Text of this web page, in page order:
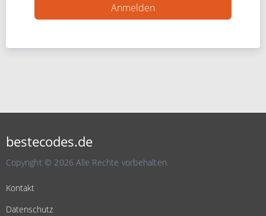
bestecodes.de
Copyright © 2026 Alle Rechte vorbehalten.
Kontakt
Datenschutz